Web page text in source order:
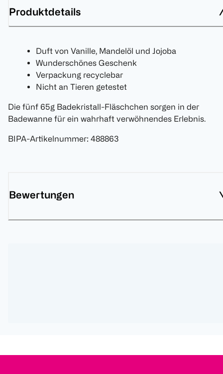
Produktdetails
Duft von Vanille, Mandelöl und Jojoba
Wunderschönes Geschenk
Verpackung recyclebar
Nicht an Tieren getestet
Die fünf 65g Badekristall-Fläschchen sorgen in der
Badewanne für ein wahrhaft verwöhnendes Erlebnis.
BIPA-Artikelnummer: 488863
Bewertungen